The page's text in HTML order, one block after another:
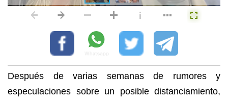
Después de varias semanas de rumores y
especulaciones sobre un posible distanciamiento,